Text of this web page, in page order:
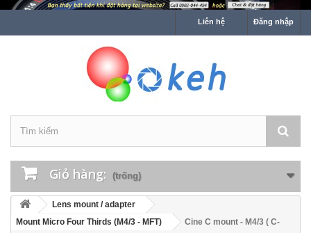
Đăng nhập
Liên hệ
Giỏ hàng: (trống)
Lens mount / adapter
Mount Micro Four Thirds (M4/3 - MFT)
Cine C mount - M4/3 ( C-